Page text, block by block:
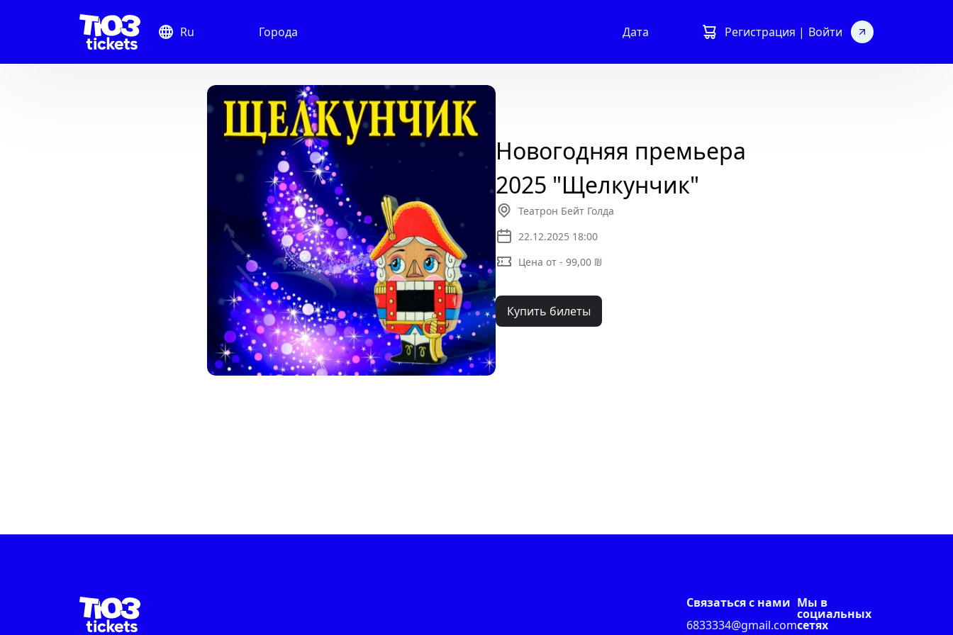
Ru Города Дата Регистрация | Войти
Новогодняя премьера
2025 "Щелкунчик"
Театрон Бейт Голда
22.12.2025 18:00
Цена от - 99,00 ₪
Купить билеты
Связаться с нами
6833334@gmail.com
Мы в
социальных
сетях